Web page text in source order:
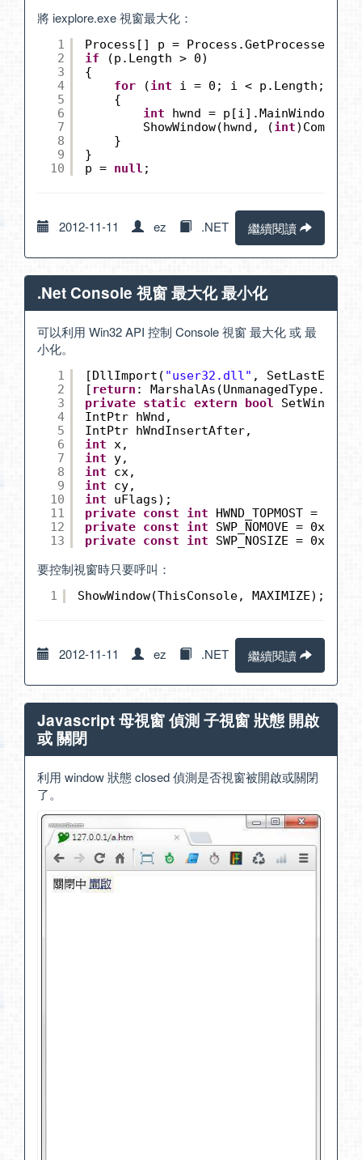
將 iexplore.exe 視窗最大化：
1
2
3
4
5
6
7
8
9
10
Process[] p =
if
(p.Length > 0)
{
for
(int
i = 0; i < p.Length; i++)
{
int
hwnd =
ShowWindow(hwnd, (int
}
}
p = null ;
2012-11-11 ez .NET 繼續閱讀
.Net Console 視窗 最大化 最小化
可以利用 Win32 API 控制 Console 視窗 最大化 或 最
小化。
1
2
3
4
5
6
7
8
9
10
11
12
13
[DllImport( "user32.dll" ,
[ return :
private static extern bool
IntPtr hWnd,
IntPtr hWndInsertAfter,
int
x,
int
y,
int
cx,
int
cy,
int
uFlags);
private const int
HWND_TOPMOST = -1;
private const int
SWP_NOMOVE = 0x0002;
private const int SWP_NOSIZE = 0x0001;
要控制視窗時只要呼叫：
1 ShowWindow(ThisConsole, MAXIMIZE);
2012-11-11 ez .NET 繼續閱讀
Javascript 母視窗 偵測 子視窗 狀態 開啟
或 關閉
利用 window 狀態 closed 偵測是否視窗被開啟或關閉
了。